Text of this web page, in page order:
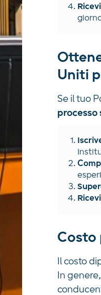
Uniti
Se il tuo
processo
Costo
Il costo
In